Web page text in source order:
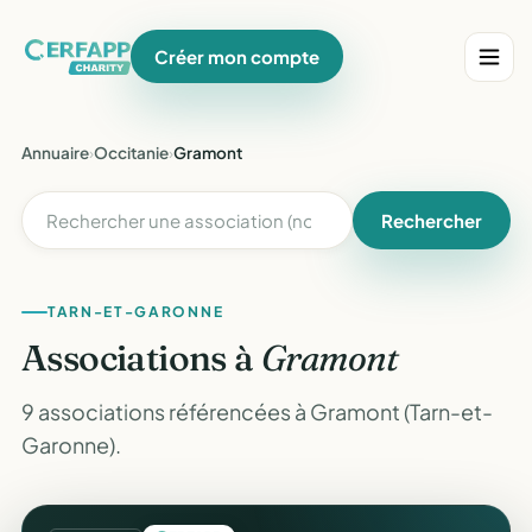
Créer mon compte
Annuaire›Occitanie›Gramont
Rechercher
TARN-ET-GARONNE
Associations à Gramont
9 associations référencées à Gramont (Tarn-et-
Garonne).